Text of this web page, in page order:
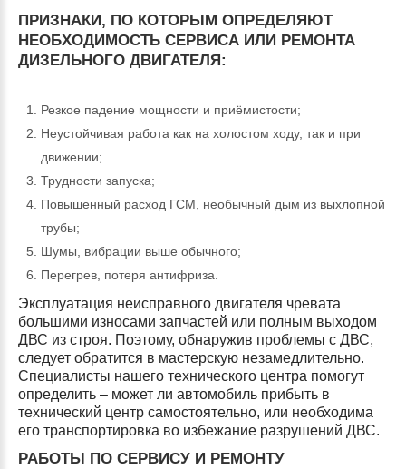
ПРИЗНАКИ, ПО КОТОРЫМ ОПРЕДЕЛЯЮТ
НЕОБХОДИМОСТЬ СЕРВИСА ИЛИ РЕМОНТА
ДИЗЕЛЬНОГО ДВИГАТЕЛЯ:
Резкое падение мощности и приёмистости;
Неустойчивая работа как на холостом ходу, так и при
движении;
Трудности запуска;
Повышенный расход ГСМ, необычный дым из выхлопной
трубы;
Шумы, вибрации выше обычного;
Перегрев, потеря антифриза.
Эксплуатация неисправного двигателя чревата
большими износами запчастей или полным выходом
ДВС из строя. Поэтому, обнаружив проблемы с ДВС,
следует обратится в мастерскую незамедлительно.
Специалисты нашего технического центра помогут
определить – может ли автомобиль прибыть в
технический центр самостоятельно, или необходима
его транспортировка во избежание разрушений ДВС.
РАБОТЫ ПО СЕРВИСУ И РЕМОНТУ